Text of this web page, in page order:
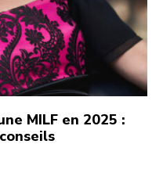
MILF en 2025 :